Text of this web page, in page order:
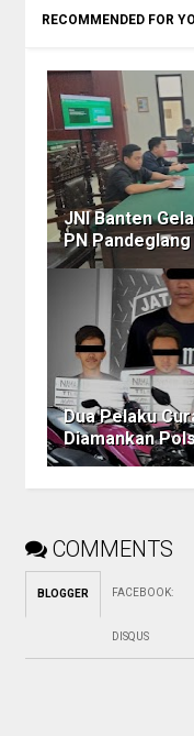
RECOMMENDED FOR
JNI Banten
PN Pandeglang
Dua Pelaku
Diamankan
COMMENTS
BLOGGER FACEBOOK:
DISQUS